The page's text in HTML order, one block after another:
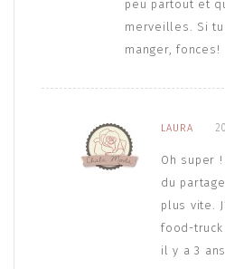
peu partout et
merveilles. Si tu
manger, fonces!
LAURA
Oh super !
du
plus vite.
food-truck
il y a 3